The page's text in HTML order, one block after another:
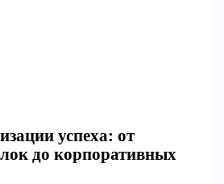
успеха: от
до корпоративных